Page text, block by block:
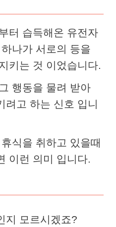
터 습득해온 유전자
나가 서로의 등을
키는 것 이었습니다.
행동을 물려 받아
려고 하는 신호 입니
식을 취하고 있을때
이런 의미 입니다.
지 모르시겠죠?